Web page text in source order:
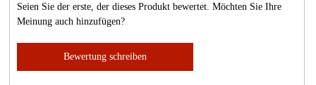
Seien Sie der erste, der dieses Produkt bewertet. Möchten Sie Ihre
Meinung auch hinzufügen?
Bewertung schreiben